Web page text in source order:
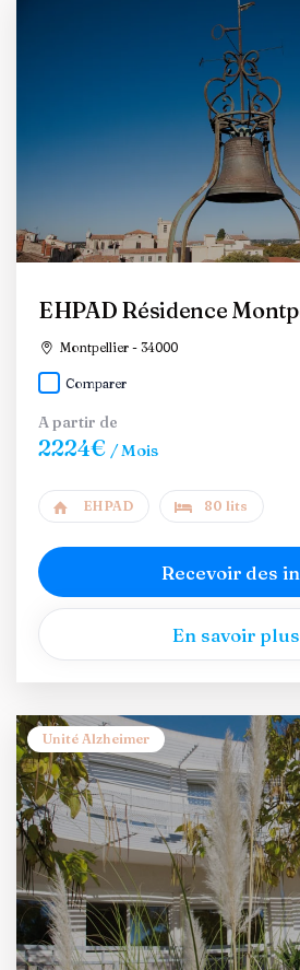
EHPAD Résidence
Montpellier - 34000
Comparer
A partir de
2224€ / Mois
EHPAD 80 lits
Recevoir des
En savoir plus
Unité Alzheimer